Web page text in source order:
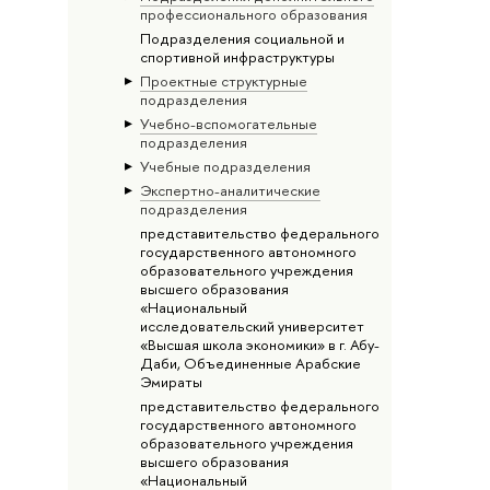
профессионального образования
Подразделения социальной и
спортивной инфраструктуры
Проектные структурные
подразделения
Учебно-вспомогательные
подразделения
Учебные подразделения
Экспертно-аналитические
подразделения
представительство федерального
государственного автономного
образовательного учреждения
высшего образования
«Национальный
исследовательский университет
«Высшая школа экономики» в г. Абу-
Даби, Объединенные Арабские
Эмираты
представительство федерального
государственного автономного
образовательного учреждения
высшего образования
«Национальный